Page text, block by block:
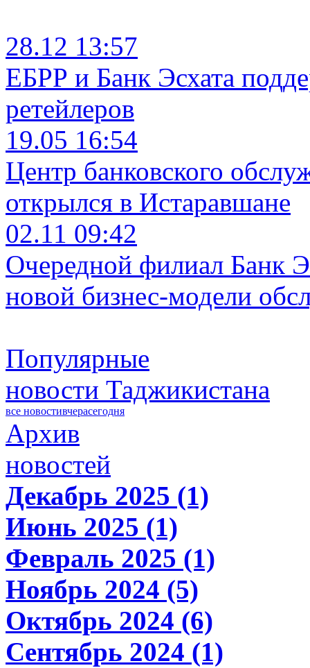
28.12 13:57
ЕБРР и Банк Эсхата
ретейлеров
19.05 16:54
Центр банковского
открылся в Истаравшане
02.11 09:42
Очередной филиал Банк
новой бизнес-модели
Популярные
новости Таджикистана
все новостивчерасегодня
Архив
новостей
Декабрь 2025 (1)
Июнь 2025 (1)
Февраль 2025 (1)
Ноябрь 2024 (5)
Октябрь 2024 (6)
Сентябрь 2024 (1)